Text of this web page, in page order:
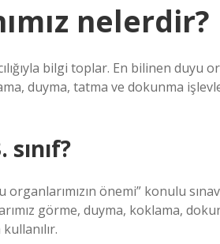
nelerdir?
bilgi toplar. En bilinen duyu
duyma, tatma ve dokunma
önemi” konulu
görme, duyma, koklama,